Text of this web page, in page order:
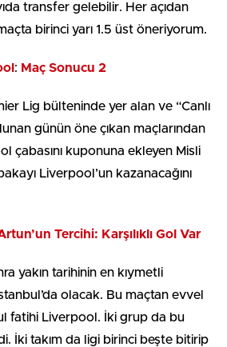
transfer gelebilir. Her açıdan
birinci yarı 1.5 üst öneriyorum.
: Maç Sonucu 2
Lig bülteninde yer alan ve “Canlı
günün öne çıkan maçlarından
çabasını kuponuna ekleyen Misli
Liverpool’un kazanacağını
Tercihi: Karşılıklı Gol Var
yakın tarihinin en kıymetli
olacak. Bu maçtan evvel
fatihi Liverpool. İki grup da bu
İki takım da ligi birinci beşte bitirip